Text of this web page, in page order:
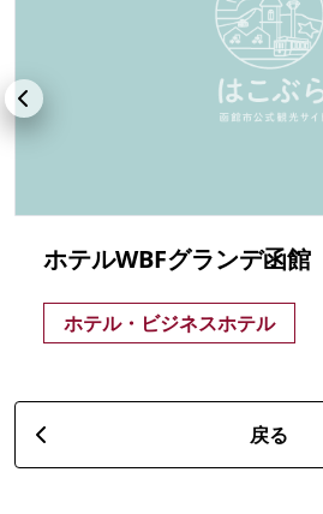
ホテルWBFグランデ函館
ホテル・ビジネスホテル
戻る